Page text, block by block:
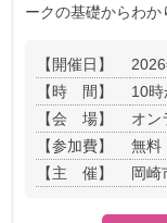
ークの基礎からわか
【開催日】
【時 間】
10
【会 場】
オン
【参加費】
無料
【主 催】
岡崎